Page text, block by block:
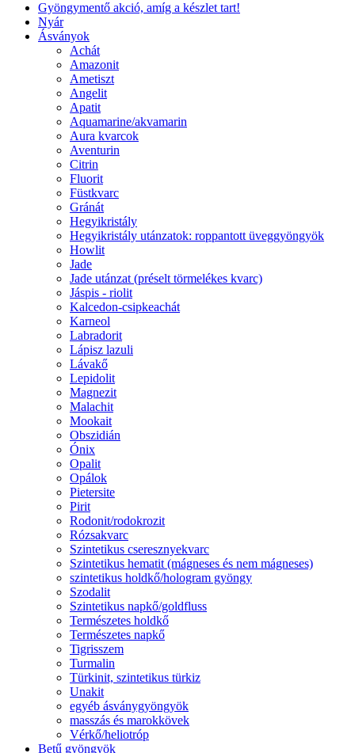
Gyöngymentő akció, amíg a készlet tart!
Nyár
Ásványok
Achát
Amazonit
Ametiszt
Angelit
Apatit
Aquamarine/akvamarin
Aura kvarcok
Aventurin
Citrin
Fluorit
Füstkvarc
Gránát
Hegyikristály
Hegyikristály utánzatok: roppantott üveggyöngyök
Howlit
Jade
Jade utánzat (préselt törmelékes kvarc)
Jáspis - riolit
Kalcedon-csipkeachát
Karneol
Labradorit
Lápisz lazuli
Lávakő
Lepidolit
Magnezit
Malachit
Mookait
Obszidián
Ónix
Opalit
Opálok
Pietersite
Pirit
Rodonit/rodokrozit
Rózsakvarc
Szintetikus cseresznyekvarc
Szintetikus hematit (mágneses és nem mágneses)
szintetikus holdkő/hologram gyöngy
Szodalit
Szintetikus napkő/goldfluss
Természetes holdkő
Természetes napkő
Tigrisszem
Turmalin
Türkinit, szintetikus türkiz
Unakit
egyéb ásványgyöngyök
masszás és marokkövek
Vérkő/heliotróp
Betű gyöngyök